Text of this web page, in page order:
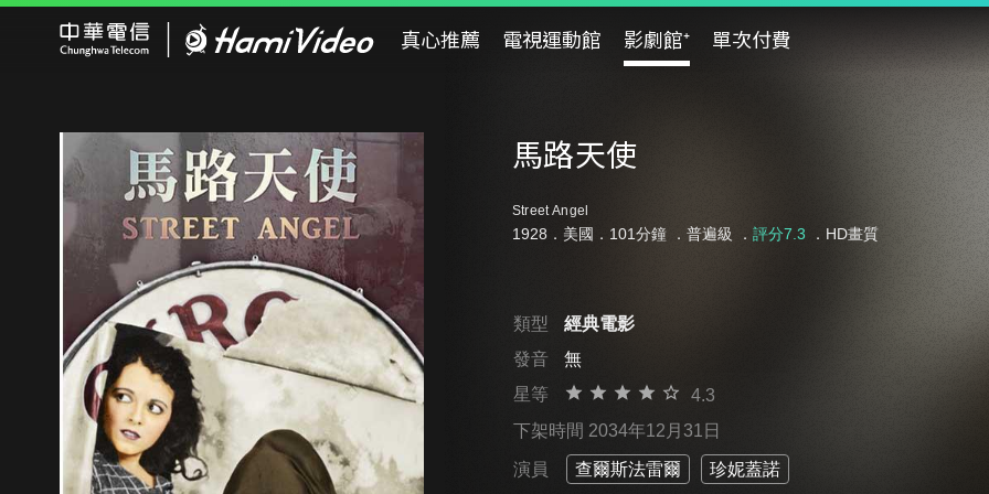
真心推薦 電視運動館 影劇館⁺ 單次付費
馬路天使
Street Angel
1928．美國．101分鐘 ． 普遍級 ． 評分7.3 ．HD畫質
類型
經典電影
發音
無
星等
4.3
下架時間 2034年12月31日
演員 查爾斯法雷爾 珍妮蓋諾